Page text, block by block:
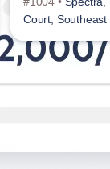
Court,
만족도